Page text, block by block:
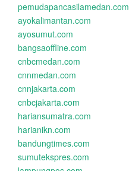
pemudapancasilamedan.com
ayokalimantan.com
ayosumut.com
bangsaoffline.com
cnbcmedan.com
cnnmedan.com
cnnjakarta.com
cnbcjakarta.com
hariansumatra.com
harianikn.com
bandungtimes.com
sumutekspres.com